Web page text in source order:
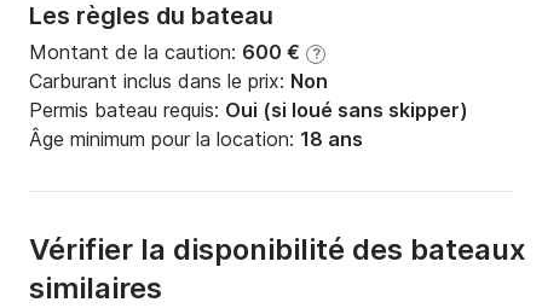
Les règles du bateau
Montant de la caution: 600 € ?
Carburant inclus dans le prix: Non
Permis bateau requis: Oui (si loué sans skipper)
Âge minimum pour la location: 18 ans
Vérifier la disponibilité des bateaux
similaires